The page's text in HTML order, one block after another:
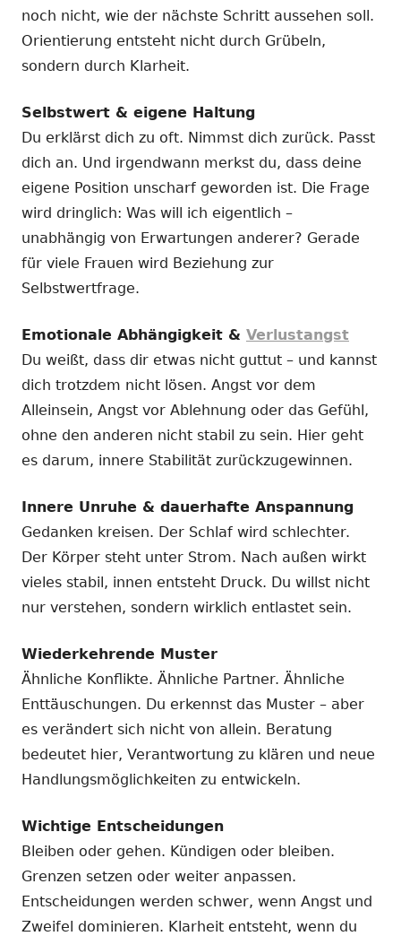
noch nicht, wie der nächste Schritt aussehen soll.
Orientierung entsteht nicht durch Grübeln,
sondern durch Klarheit.
Selbstwert & eigene Haltung
Du erklärst dich zu oft. Nimmst dich zurück. Passt
dich an. Und irgendwann merkst du, dass deine
eigene Position unscharf geworden ist. Die Frage
wird dringlich: Was will ich eigentlich –
unabhängig von Erwartungen anderer? Gerade
für viele Frauen wird Beziehung zur
Selbstwertfrage.
Emotionale Abhängigkeit & Verlustangst
Du weißt, dass dir etwas nicht guttut – und kannst
dich trotzdem nicht lösen. Angst vor dem
Alleinsein, Angst vor Ablehnung oder das Gefühl,
ohne den anderen nicht stabil zu sein. Hier geht
es darum, innere Stabilität zurückzugewinnen.
Innere Unruhe & dauerhafte Anspannung
Gedanken kreisen. Der Schlaf wird schlechter.
Der Körper steht unter Strom. Nach außen wirkt
vieles stabil, innen entsteht Druck. Du willst nicht
nur verstehen, sondern wirklich entlastet sein.
Wiederkehrende Muster
Ähnliche Konflikte. Ähnliche Partner. Ähnliche
Enttäuschungen. Du erkennst das Muster – aber
es verändert sich nicht von allein. Beratung
bedeutet hier, Verantwortung zu klären und neue
Handlungsmöglichkeiten zu entwickeln.
Wichtige Entscheidungen
Bleiben oder gehen. Kündigen oder bleiben.
Grenzen setzen oder weiter anpassen.
Entscheidungen werden schwer, wenn Angst und
Zweifel dominieren. Klarheit entsteht, wenn du